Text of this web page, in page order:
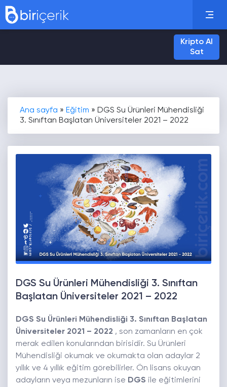
Kripto Al
Sat
Ana sayfa » Eğitim » DGS Su Ürünleri Mühendisliği
3. Sınıftan Başlatan Üniversiteler 2021 – 2022
DGS Su Ürünleri Mühendisliği 3. Sınıftan
Başlatan Üniversiteler 2021 – 2022
DGS Su Ürünleri Mühendisliği 3. Sınıftan Başlatan
Üniversiteler 2021 – 2022 , son zamanların en çok
merak edilen konularından birisidir. Su Ürünleri
Mühendisliği okumak ve okumakta olan adaylar 2
yıllık ve 4 yıllık eğitim görebilirler. Ön lisans okuyan
adayların veya mezunların ise DGS ile eğitimlerini